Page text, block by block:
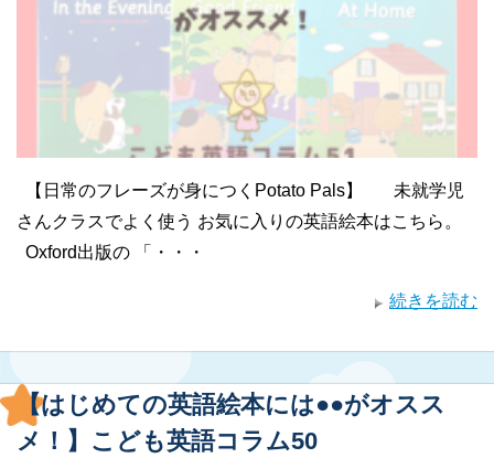
【日常のフレーズが身につくPotato Pals】 未就学児
さんクラスでよく使う お気に入りの英語絵本はこちら。
Oxford出版の 「・・・
続きを読む
【はじめての英語絵本には●●がオスス
メ！】こども英語コラム50